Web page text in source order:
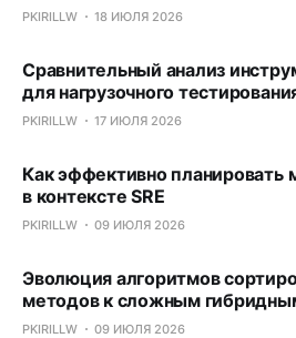
PKIRILLW 18 ИЮЛЯ 2026
Сравнительный анализ
для нагрузочного
PKIRILLW 17 ИЮЛЯ 2026
Как эффективно
в контексте SRE
PKIRILLW 09 ИЮЛЯ 2026
Эволюция алгоритмов
методов к сложным
PKIRILLW 09 ИЮЛЯ 2026